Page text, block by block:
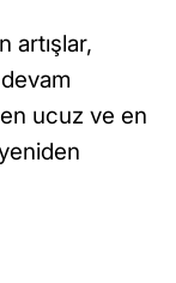
artışlar,
ucuz ve en